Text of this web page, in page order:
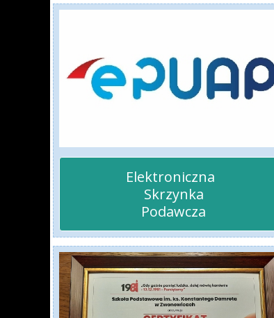
Elektroniczna
Podawcza